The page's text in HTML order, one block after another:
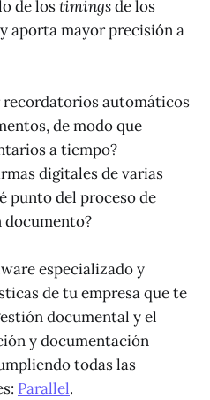
de lostimingsde los
aporta mayor precisión a
automáticos
de modo que
a tiempo?
digitales de varias
punto del proceso de
documento?
especializado y
de tu empresa que te
documental y el
y documentación
todas las
Parallel.